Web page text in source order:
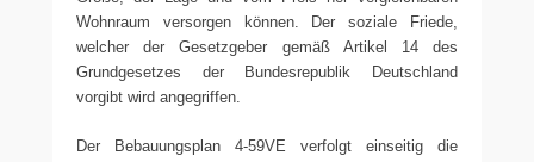
Wohnraum versorgen können. Der soziale Friede,
welcher der Gesetzgeber gemäß Artikel 14 des
Grundgesetzes der Bundesrepublik Deutschland
vorgibt wird angegriffen.
Der Bebauungsplan 4-59VE verfolgt einseitig die